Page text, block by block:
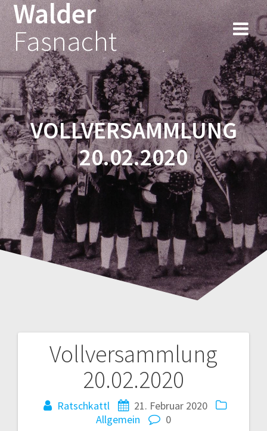
Walder
Fasnacht
VOLLVERSAMMLUNG
20.02.2020
Vollversammlung
20.02.2020
Ratschkattl
21. Februar 2020
Allgemein
0
Beitrags-
Navigation